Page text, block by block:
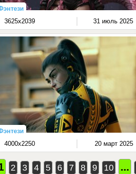
3625x2039
31 июль 2025
4000x2250
20 март 2025
2 3 4 5 6 7 8 9 10 ...